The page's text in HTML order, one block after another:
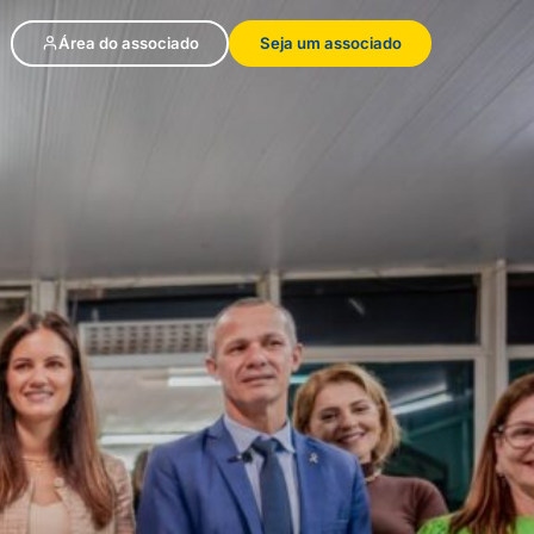
Área do associado Seja um associado